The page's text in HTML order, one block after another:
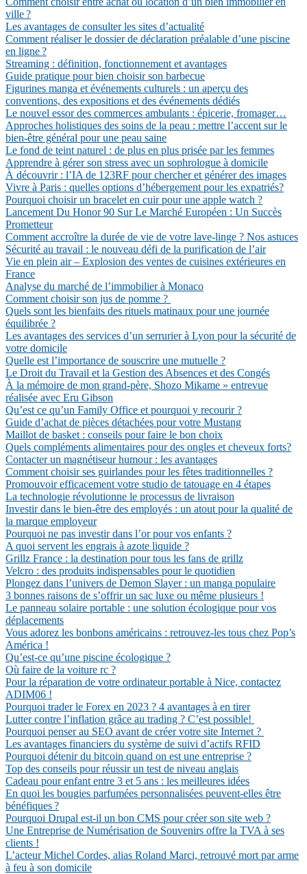
ville ?
Les avantages de consulter les sites d’actualité
Comment réaliser le dossier de déclaration préalable d’une piscine
en ligne ?
Streaming : définition, fonctionnement et avantages
Guide pratique pour bien choisir son barbecue
Figurines manga et événements culturels : un aperçu des
conventions, des expositions et des événements dédiés
Le nouvel essor des commerces ambulants : épicerie, fromager…
Approches holistiques des soins de la peau : mettre l’accent sur le
bien-être général pour une peau saine
Le fond de teint naturel : de plus en plus prisée par les femmes
Apprendre à gérer son stress avec un sophrologue à domicile
À découvrir : l’IA de 123RF pour chercher et générer des images
Vivre à Paris : quelles options d’hébergement pour les expatriés?
Pourquoi choisir un bracelet en cuir pour une apple watch ?
Lancement Du Honor 90 Sur Le Marché Européen : Un Succès
Prometteur
Comment accroître la durée de vie de votre lave-linge ? Nos astuces
Sécurité au travail : le nouveau défi de la purification de l’air
Vie en plein air – Explosion des ventes de cuisines extérieures en
France
Analyse du marché de l’immobilier à Monaco
Comment choisir son jus de pomme ?
Quels sont les bienfaits des rituels matinaux pour une journée
équilibrée ?
Les avantages des services d’un serrurier à Lyon pour la sécurité de
votre domicile
Quelle est l’importance de souscrire une mutuelle ?
Le Droit du Travail et la Gestion des Absences et des Congés
À la mémoire de mon grand-père, Shozo Mikame » entrevue
réalisée avec Eru Gibson
Qu’est ce qu’un Family Office et pourquoi y recourir ?
Guide d’achat de pièces détachées pour votre Mustang
Maillot de basket : conseils pour faire le bon choix
Quels compléments alimentaires pour des ongles et cheveux forts?
Contacter un magnétiseur humour : les avantages
Comment choisir ses guirlandes pour les fêtes traditionnelles ?
Promouvoir efficacement votre studio de tatouage en 4 étapes
La technologie révolutionne le processus de livraison
Investir dans le bien-être des employés : un atout pour la qualité de
la marque employeur
Pourquoi ne pas investir dans l’or pour vos enfants ?
A quoi servent les engrais à azote liquide ?
Grillz France : la destination pour tous les fans de grillz
Velcro : des produits indispensables pour le quotidien
Plongez dans l’univers de Demon Slayer : un manga populaire
3 bonnes raisons de s’offrir un sac luxe ou même plusieurs !
Le panneau solaire portable : une solution écologique pour vos
déplacements
Vous adorez les bonbons américains : retrouvez-les tous chez Pop’s
América !
Qu’est-ce qu’une piscine écologique ?
Où faire de la voiture rc ?
Pour la réparation de votre ordinateur portable à Nice, contactez
ADIM06 !
Pourquoi trader le Forex en 2023 ? 4 avantages à en tirer
Lutter contre l’inflation grâce au trading ? C’est possible!
Pourquoi penser au SEO avant de créer votre site Internet ?
Les avantages financiers du système de suivi d’actifs RFID
Pourquoi détenir du bitcoin quand on est une entreprise ?
Top des conseils pour réussir un test de niveau anglais
Cadeau pour enfant entre 3 et 5 ans : les meilleures idées
En quoi les bougies parfumées personnalisées peuvent-elles être
bénéfiques ?
Pourquoi Drupal est-il un bon CMS pour créer son site web ?
Une Entreprise de Numérisation de Souvenirs offre la TVA à ses
clients !
L’acteur Michel Cordes, alias Roland Marci, retrouvé mort par arme
à feu à son domicile